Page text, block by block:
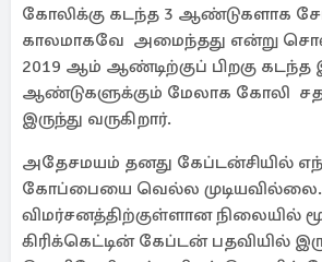
கோலிக்கு கடந்த 3 ஆண்டுகளாக
காலமாகவே அமைந்தது என்று
2019 ஆம் ஆண்டிற்குப் பிறகு கடந்த
ஆண்டுகளுக்கும் மேலாக கோலி
இருந்து வருகிறார்.
அதேசமயம் தனது கேப்டன்சியில்
கோப்பையை வெல்ல முடியவில்லை.
விமர்சனத்திற்குள்ளான நிலையில்
கிரிக்கெட்டின் கேப்டன் பதவியில்